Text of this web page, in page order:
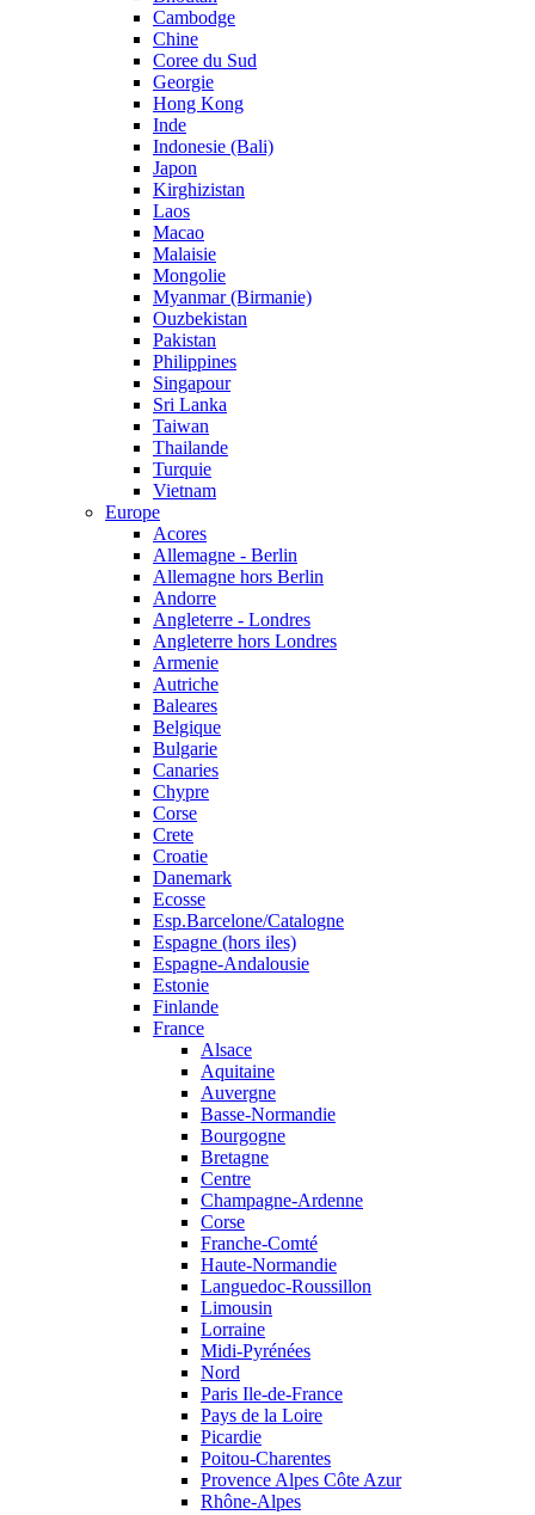
Cambodge
Chine
Coree du Sud
Georgie
Hong Kong
Inde
Indonesie (Bali)
Japon
Kirghizistan
Laos
Macao
Malaisie
Mongolie
Myanmar (Birmanie)
Ouzbekistan
Pakistan
Philippines
Singapour
Sri Lanka
Taiwan
Thailande
Turquie
Vietnam
Europe
Acores
Allemagne - Berlin
Allemagne hors Berlin
Andorre
Angleterre - Londres
Angleterre hors Londres
Armenie
Autriche
Baleares
Belgique
Bulgarie
Canaries
Chypre
Corse
Crete
Croatie
Danemark
Ecosse
Esp.Barcelone/Catalogne
Espagne (hors iles)
Espagne-Andalousie
Estonie
Finlande
France
Alsace
Aquitaine
Auvergne
Basse-Normandie
Bourgogne
Bretagne
Centre
Champagne-Ardenne
Corse
Franche-Comté
Haute-Normandie
Languedoc-Roussillon
Limousin
Lorraine
Midi-Pyrénées
Nord
Paris Ile-de-France
Pays de la Loire
Picardie
Poitou-Charentes
Provence Alpes Côte Azur
Rhône-Alpes